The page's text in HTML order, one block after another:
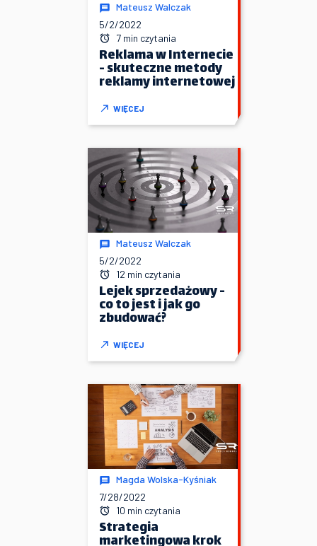
Mateusz Walczak
5/2/2022
7 min czytania
Reklama w Internecie
- skuteczne metody
reklamy internetowej
WIĘCEJ
Mateusz Walczak
5/2/2022
12 min czytania
Lejek sprzedażowy -
co to jest i jak go
zbudować?
WIĘCEJ
Magda Wolska-Kyśniak
7/28/2022
10 min czytania
Strategia